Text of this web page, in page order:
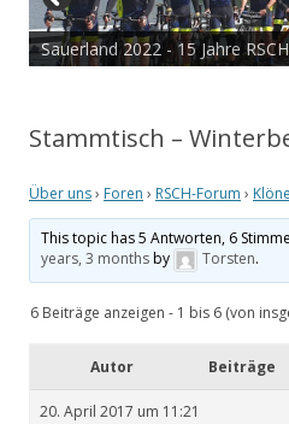
Sauerland 2022 - 15 Jahre RSCH
Tour de Cux 2020
Stammtisch –
Über uns› Foren › RSCH-Forum ›
This topic has 5 Antworten, 6
years, 3 monthsby Torsten.
6 Beiträge anzeigen - 1 bis 6 (von
Autor Beiträge
20. April 2017 um 11:21